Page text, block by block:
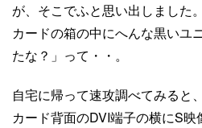
が、そこでふと思い出しました
カードの箱の中にへんな黒いユ
たな？」って・・。
自宅に帰って速攻調べてみると
カード背面のDVI端子の横にS